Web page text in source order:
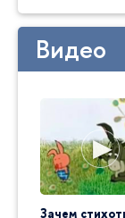
Видео
Зачем